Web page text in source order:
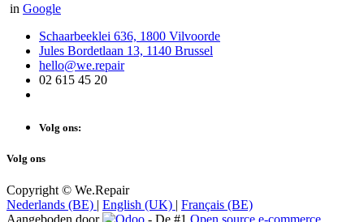
in Google
Schaarbeeklei 636, 1800 Vilvoorde
Jules Bordetlaan 13, 1140 Brussel
hello@we.repair
02 615 45 20
Volg ons:
Volg ons
Copyright © We.Repair
Nederlands (BE) | English (UK) | Français (BE)